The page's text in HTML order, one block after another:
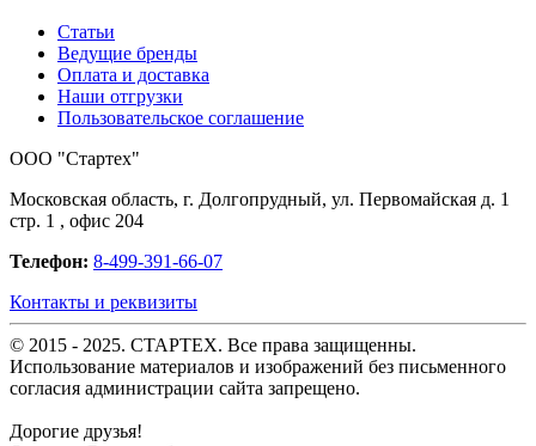
Статьи
Ведущие бренды
Оплата и доставка
Наши отгрузки
Пользовательское соглашение
OOO "Стартех"
Московская область, г. Долгопрудный, ул. Первомайская д. 1
стр. 1 , офис 204
Телефон: 8-499-391-66-07
Контакты и реквизиты
© 2015 - 2025. СТАРТЕХ. Все права защищенны.
Использование материалов и изображений без письменного
согласия администрации сайта запрещено.
Дорогие друзья!